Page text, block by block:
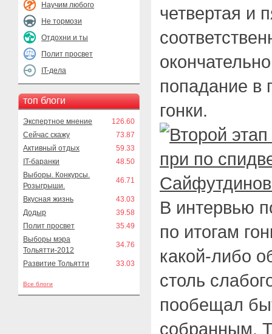
Научим любого
Не тормози
Отдохни и ты
Полит просвет
IT-дела
топ блоги
Экспертное мнение
126.60
Сейчас скажу
73.87
Активный отдых
59.33
IT-баранки
48.50
Выборы. Конкурсы.
Розыгрыши.
46.71
Вкусная жизнь
43.03
Додыр
39.58
Полит просвет
35.49
Выборы мэра
Тольятти-2012
34.76
Развитие Тольятти 33.03
Все блоги
четвертая и
попадание
гонки.
В интервью
по итогам
какой-либо
столь
пообещал
собранным.